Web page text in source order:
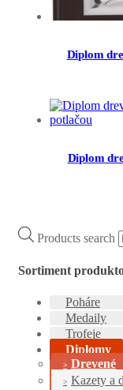
Diplom
Diplom
Products search
Sortiment
Poháre
Medaily
Trofeje
Diplomy
Drevené
Kazety a